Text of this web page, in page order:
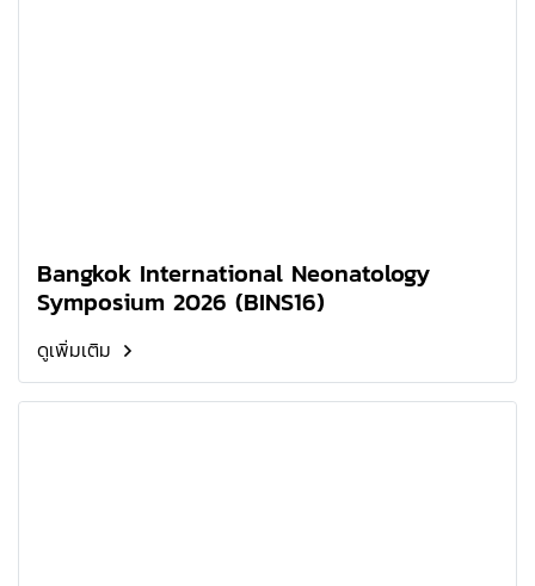
Bangkok International Neonatology
Symposium 2026 (BINS16)
ดูเพิ่มเติม